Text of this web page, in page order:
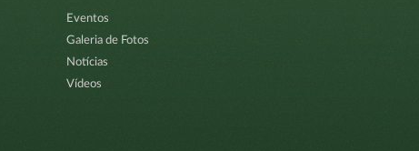
Eventos
Galeria de Fotos
Notícias
Vídeos